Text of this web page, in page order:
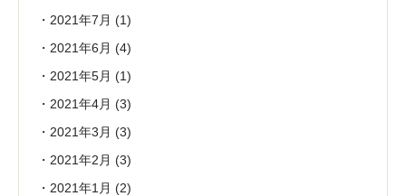
2021年7月 (1)
2021年6月 (4)
2021年5月 (1)
2021年4月 (3)
2021年3月 (3)
2021年2月 (3)
2021年1月 (2)